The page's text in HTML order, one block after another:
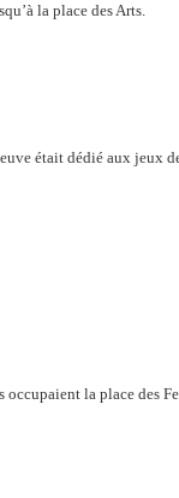
la place des Arts.
était dédié aux jeux
occupaient la place des